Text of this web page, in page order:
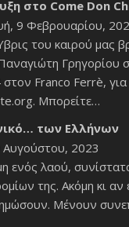
στο Come Don
9 Φεβρουαρίου,
του καιρού μας
Γρηγορίου
Franco Ferrè,
Μπορείτε…
των Ελλήνων
Αυγούστου, 2023
ενός λαού,
της. Ακόμη κι αν
Μένουν